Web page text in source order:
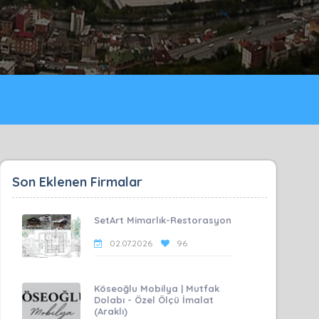
Son Eklenen Firmalar
SetArt Mimarlık-Restorasyon
02.07.2026 96
Köseoğlu Mobilya | Mutfak
Dolabı - Özel Ölçü İmalat
(Araklı)